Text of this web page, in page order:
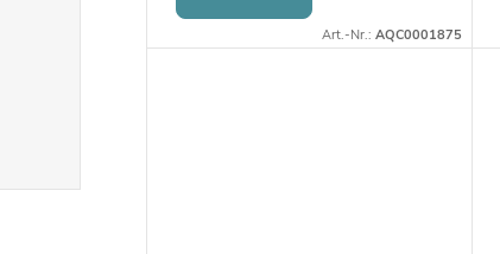
Art.-Nr.:AQC0001875